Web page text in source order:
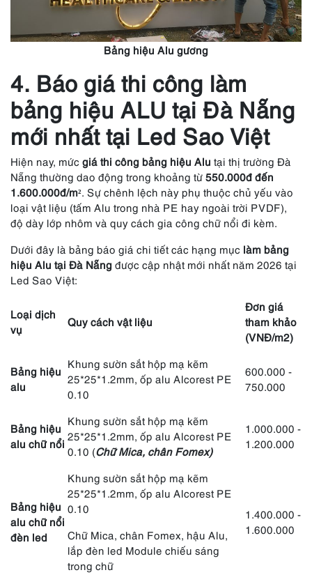
Bảng hiệu Alu gương
4. Báo giá thi công làm
bảng hiệu ALU tại Đà Nẵng
mới nhất tại Led Sao Việt
Hiện nay, mức giá thi công bảng hiệu Alu tại thị trường Đà
Nẵng thường dao động trong khoảng từ 550.000đ đến
1.600.000đ/m². Sự chênh lệch này phụ thuộc chủ yếu vào
loại vật liệu (tấm Alu trong nhà PE hay ngoài trời PVDF),
độ dày lớp nhôm và quy cách gia công chữ nổi đi kèm.
Dưới đây là bảng báo giá chi tiết các hạng mục làm bảng
hiệu Alu tại Đà Nẵng được cập nhật mới nhất năm 2026 tại
Led Sao Việt:
Loại dịch
vụ
Quy cách vật liệu
Đơn giá
tham khảo
(VNĐ/m2)
Bảng hiệu
alu
Khung sườn sắt hộp mạ kẽm
25*25*1.2mm, ốp alu Alcorest PE
0.10
600.000 -
750.000
Bảng hiệu
alu chữ nổi
Khung sườn sắt hộp mạ kẽm
25*25*1.2mm, ốp alu Alcorest PE
0.10 (Chữ Mica, chân Fomex)
1.000.000 -
1.200.000
Bảng hiệu
alu chữ nổi
đèn led
Khung sườn sắt hộp mạ kẽm
25*25*1.2mm, ốp alu Alcorest PE
0.10
Chữ Mica, chân Fomex, hậu Alu,
lắp đèn led Module chiếu sáng
trong chữ
1.400.000 -
1.600.000